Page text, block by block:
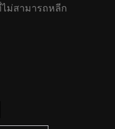
ไม่สามารถหลีก